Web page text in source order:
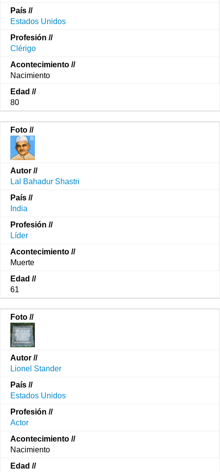
Estados Unidos
Clérigo
Nacimiento
80
Lal Bahadur Shastri
India
Líder
Muerte
61
Lionel Stander
Estados Unidos
Actor
Nacimiento